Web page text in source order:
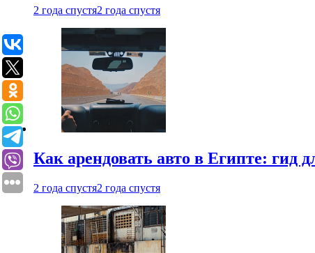
2 года спустя2 года спустя
Как арендовать авто в Египте: гид
2 года спустя2 года спустя